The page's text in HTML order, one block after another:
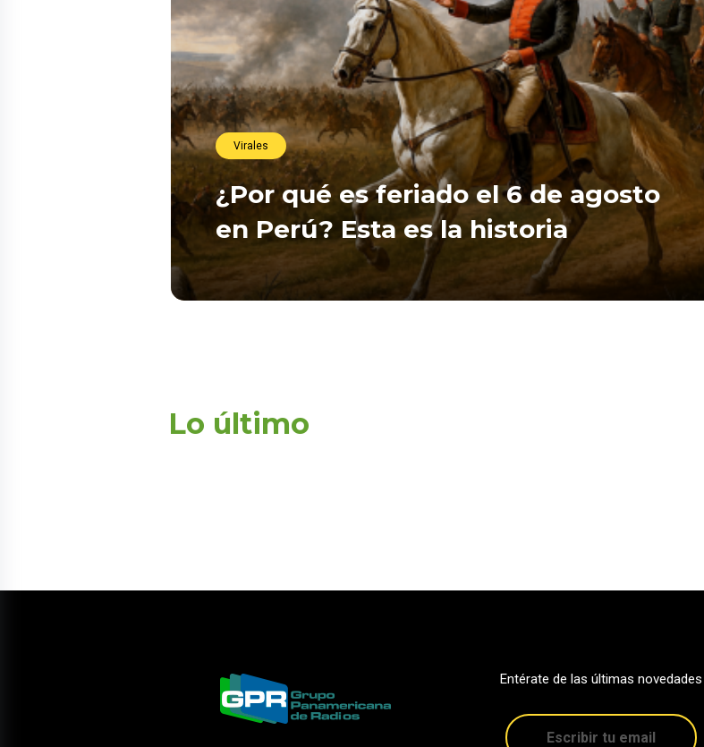
Virales
¿Por qué es feriado el 6 de agosto
en Perú? Esta es la historia
Lo último
Entérate de las últimas novedades